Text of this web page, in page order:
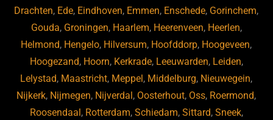
Drachten, Ede, Eindhoven, Emmen, Enschede, Gorinchem,
Gouda, Groningen, Haarlem, Heerenveen, Heerlen,
Helmond, Hengelo, Hilversum, Hoofddorp, Hoogeveen,
Hoogezand, Hoorn, Kerkrade, Leeuwarden, Leiden,
Lelystad, Maastricht, Meppel, Middelburg, Nieuwegein,
Nijkerk, Nijmegen, Nijverdal, Oosterhout, Oss, Roermond,
Roosendaal, Rotterdam, Schiedam, Sittard, Sneek,